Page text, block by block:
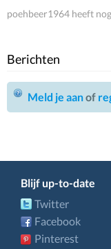
poehbeer1964 heeft
Berichten
Meld je aanof
Blijf up-to-date
Twitter
Facebook
Pinterest